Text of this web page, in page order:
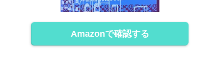
Amazonで確認する